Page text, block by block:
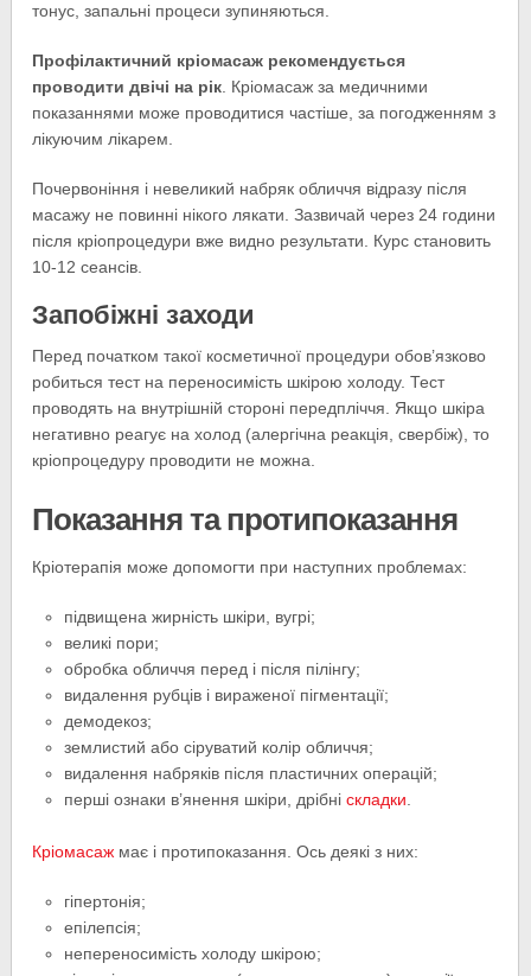
тонус, запальні процеси зупиняються.
Профілактичний кріомасаж рекомендується
проводити двічі на рік . Кріомасаж за медичними
показаннями може проводитися частіше, за погодженням з
лікуючим лікарем.
Почервоніння і невеликий набряк обличчя відразу після
масажу не повинні нікого лякати. Зазвичай через 24 години
після кріопроцедури вже видно результати. Курс становить
10-12 сеансів.
Запобіжні заходи
Перед початком такої косметичної процедури обов’язково
робиться тест на переносимість шкірою холоду. Тест
проводять на внутрішній стороні передпліччя. Якщо шкіра
негативно реагує на холод (алергічна реакція, свербіж), то
кріопроцедуру проводити не можна.
Показання та протипоказання
Кріотерапія може допомогти при наступних проблемах:
підвищена жирність шкіри, вугрі;
великі пори;
обробка обличчя перед і після пілінгу;
видалення рубців і вираженої пігментації;
демодекоз;
землистий або сіруватий колір обличчя;
видалення набряків після пластичних операцій;
перші ознаки в’янення шкіри, дрібні складки
Кріомасаж має і протипоказання. Ось деякі з них:
гіпертонія;
епілепсія;
непереносимість холоду шкірою;